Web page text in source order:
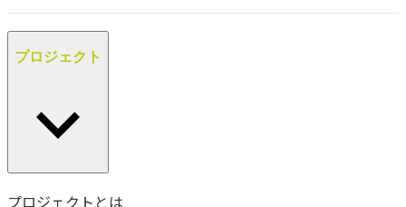
プロジェクト
プロジェクトとは